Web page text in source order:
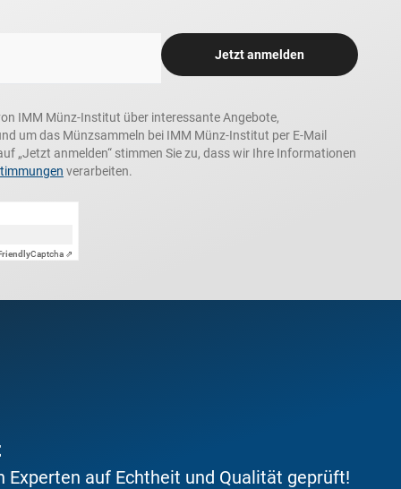
Jetzt anmelden
IMM Münz-Institut über interessante Angebote,
um das Münzsammeln bei IMM Münz-Institut per E-Mail
„Jetzt anmelden“ stimmen Sie zu, dass wir Ihre Informationen
verarbeiten.
Captcha ⇗
Experten auf Echtheit und Qualität geprüft!